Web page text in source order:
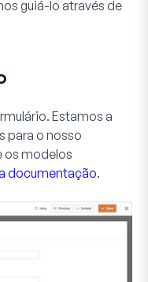
guiá-lo através de
Estamos a
para o nosso
os modelos
documentação.